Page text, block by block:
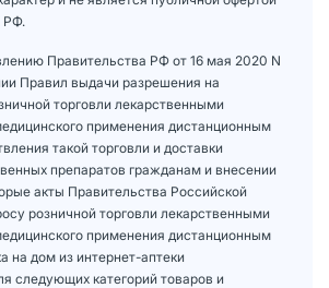
РФ.
Правительства РФ от 16 мая 2020 N
Правил выдачи разрешения на
торговли лекарственными
применения дистанционным
такой торговли и доставки
препаратов гражданам и внесении
акты Правительства Российской
розничной торговли лекарственными
применения дистанционным
на дом из интернет-аптеки
следующих категорий товаров и